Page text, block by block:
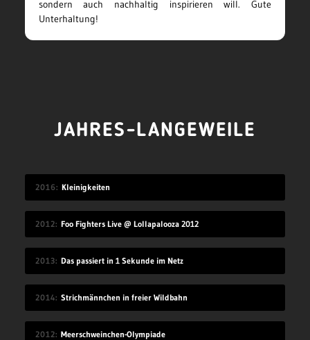
sondern auch nachhaltig inspirieren will. Gute
Unterhaltung!
JAHRES-LANGEWEILE
2016 Kleinigkeiten
2012 Foo Fighters Live @ Lollapalooza 2012
2013 Das passiert in 1 Sekunde im Netz
2014 Strichmännchen in freier Wildbahn
2012 Meerschweinchen-Olympiade